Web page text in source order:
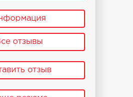
отзывы
отзыв